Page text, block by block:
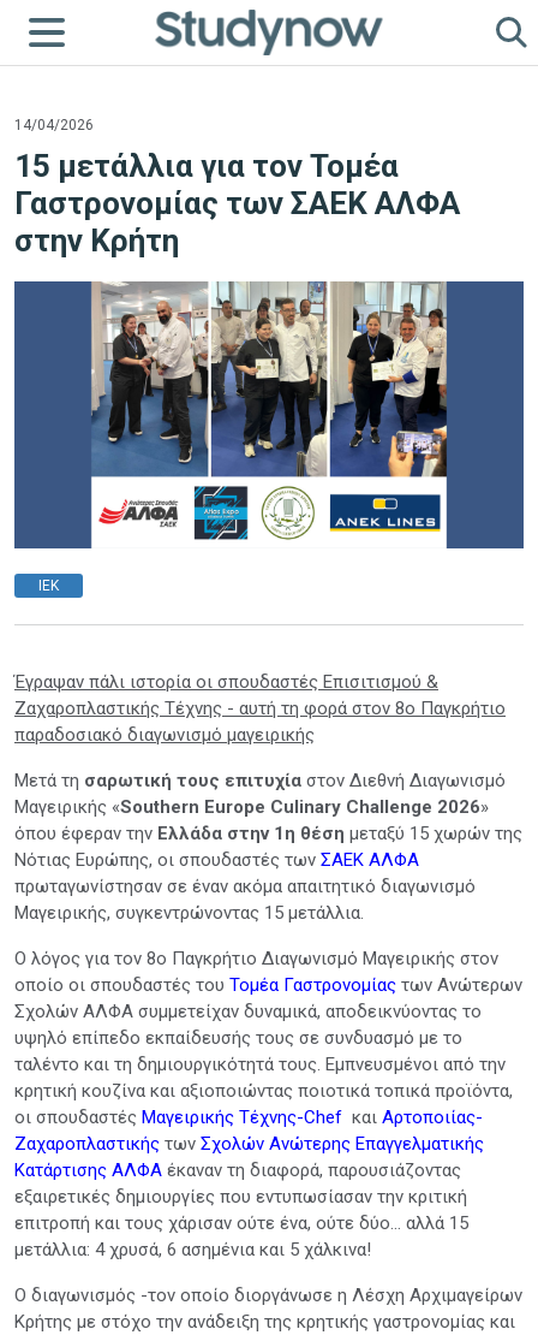
14/04/2026
15 μετάλλια για τον Τομέα
Γαστρονομίας των ΣΑΕΚ ΑΛΦΑ
στην Κρήτη
ΙΕΚ
Έγραψαν πάλι ιστορία οι σπουδαστές Επισιτισμού &
Ζαχαροπλαστικής Τέχνης - αυτή τη φορά στον 8ο Παγκρήτιο
παραδοσιακό διαγωνισμό μαγειρικής
Μετά τη σαρωτική τους επιτυχία στον Διεθνή Διαγωνισμό
Μαγειρικής «Southern Europe Culinary Challenge 2026»
όπου έφεραν την Ελλάδα στην 1η θέση μεταξύ 15 χωρών της
Νότιας Ευρώπης, οι σπουδαστές των ΣΑΕΚ ΑΛΦΑ
πρωταγωνίστησαν σε έναν ακόμα απαιτητικό διαγωνισμό
Μαγειρικής, συγκεντρώνοντας 15 μετάλλια.
Ο λόγος για τον 8ο Παγκρήτιο Διαγωνισμό Μαγειρικής στον
οποίο οι σπουδαστές του Τομέα Γαστρονομίας των Ανώτερων
Σχολών ΑΛΦΑ συμμετείχαν δυναμικά, αποδεικνύοντας το
υψηλό επίπεδο εκπαίδευσής τους σε συνδυασμό με το
ταλέντο και τη δημιουργικότητά τους. Εμπνευσμένοι από την
κρητική κουζίνα και αξιοποιώντας ποιοτικά τοπικά προϊόντα,
οι σπουδαστές Μαγειρικής Τέχνης-Chef και Αρτοποιίας-
Ζαχαροπλαστικής των Σχολών Ανώτερης Επαγγελματικής
Κατάρτισης ΑΛΦΑ έκαναν τη διαφορά, παρουσιάζοντας
εξαιρετικές δημιουργίες που εντυπωσίασαν την κριτική
επιτροπή και τους χάρισαν ούτε ένα, ούτε δύο… αλλά 15
μετάλλια: 4 χρυσά, 6 ασημένια και 5 χάλκινα!
Ο διαγωνισμός -τον οποίο διοργάνωσε η Λέσχη Αρχιμαγείρων
Κρήτης με στόχο την ανάδειξη της κρητικής γαστρονομίας και